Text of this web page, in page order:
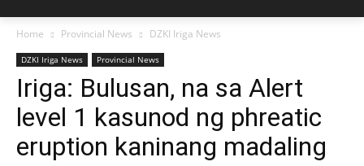
Home Provincial News DZKI Iriga News
DZKI Iriga News Provincial News
Iriga: Bulusan, na sa Alert
level 1 kasunod ng phreatic
eruption kaninang madaling